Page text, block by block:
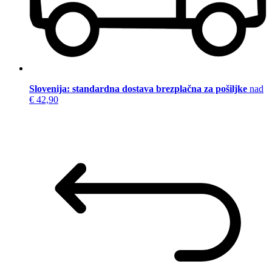
Slovenija: standardna dostava brezplačna za pošiljke nad
€ 42,90